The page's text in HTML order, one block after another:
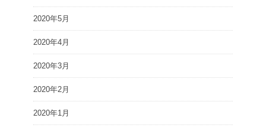
2020年5月
2020年4月
2020年3月
2020年2月
2020年1月